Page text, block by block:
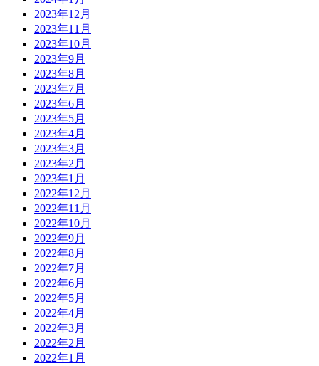
2023年12月
2023年11月
2023年10月
2023年9月
2023年8月
2023年7月
2023年6月
2023年5月
2023年4月
2023年3月
2023年2月
2023年1月
2022年12月
2022年11月
2022年10月
2022年9月
2022年8月
2022年7月
2022年6月
2022年5月
2022年4月
2022年3月
2022年2月
2022年1月